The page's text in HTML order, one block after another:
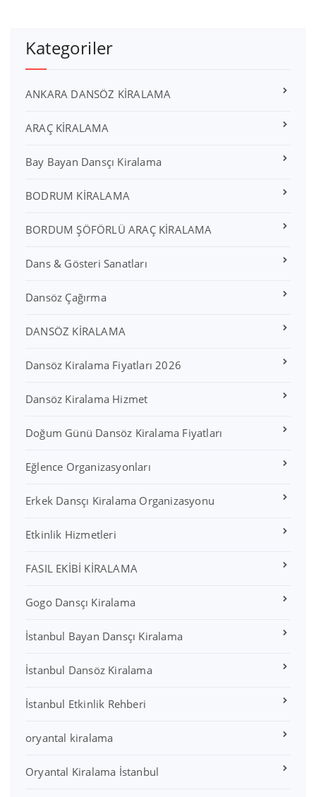
Kategoriler
ANKARA DANSÖZ KİRALAMA
ARAÇ KİRALAMA
Bay Bayan Dansçı Kiralama
BODRUM KİRALAMA
BORDUM ŞÖFÖRLÜ ARAÇ KİRALAMA
Dans & Gösteri Sanatları
Dansöz Çağırma
DANSÖZ KİRALAMA
Dansöz Kiralama Fiyatları 2026
Dansöz Kiralama Hizmet
Doğum Günü Dansöz Kiralama Fiyatları
Eğlence Organizasyonları
Erkek Dansçı Kiralama Organizasyonu
Etkinlik Hizmetleri
FASIL EKİBİ KİRALAMA
Gogo Dansçı Kiralama
İstanbul Bayan Dansçı Kiralama
İstanbul Dansöz Kiralama
İstanbul Etkinlik Rehberi
oryantal kiralama
Oryantal Kiralama İstanbul